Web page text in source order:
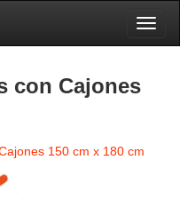
con Cajones
150 cm x 180 cm